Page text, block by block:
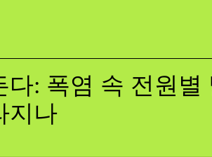
: 폭염 속 전원별
지나